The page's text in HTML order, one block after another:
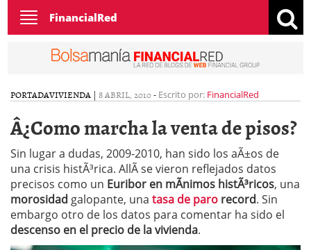
Toggle
navigation
FinancialRed
PORTADAVIVIENDA | 8 ABRIL, 2010- Escrito por: FinancialRed
Â¿Como marcha la venta de pisos?
Sin lugar a dudas, 2009-2010, han sido los aÃ±os de
una crisis histÃ³rica. AllÃ­ se vieron reflejados datos
precisos como un Euribor en mÃ­nimos histÃ³ricos, una
morosidad galopante, una tasa de paro record. Sin
embargo otro de los datos para comentar ha sido el
descenso en el precio de la vivienda.